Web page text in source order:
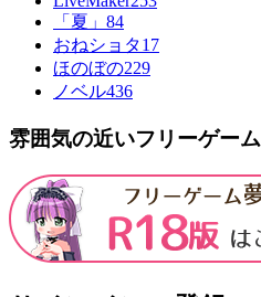
「夏」 84
おねショタ17
ほのぼの229
ノベル436
雰囲気の近いフリーゲーム